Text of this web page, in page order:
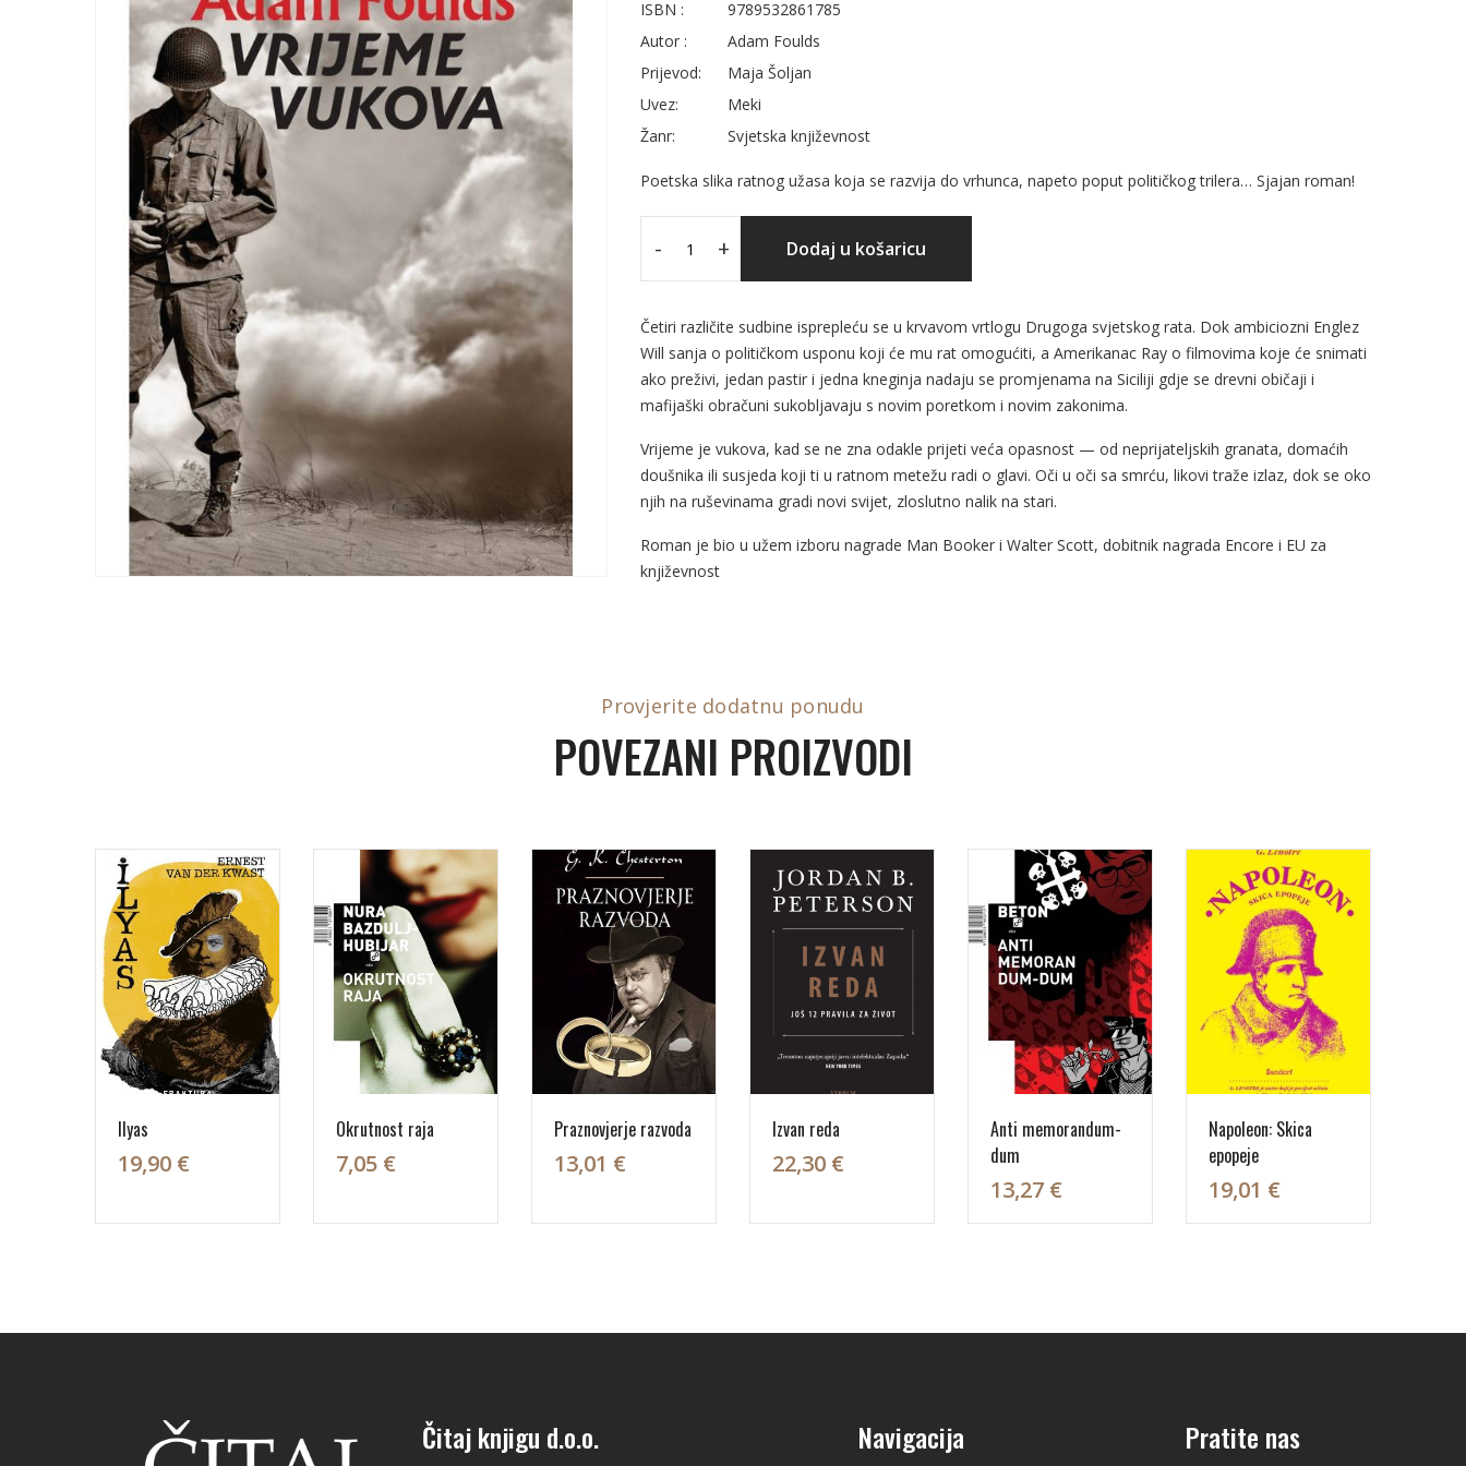
ISBN :
9789532861785
Autor :
Adam Foulds
Prijevod:
Maja Šoljan
Uvez:
Meki
Žanr:
Svjetska književnost
Poetska slika ratnog užasa koja se razvija do vrhunca, napeto poput političkog trilera… Sjajan roman!
- + Dodaj u košaricu
Četiri različite sudbine isprepleću se u krvavom vrtlogu Drugoga svjetskog rata. Dok ambiciozni Englez
Will sanja o političkom usponu koji će mu rat omogućiti, a Amerikanac Ray o filmovima koje će snimati
ako preživi, jedan pastir i jedna kneginja nadaju se promjenama na Siciliji gdje se drevni običaji i
mafijaški obračuni sukobljavaju s novim poretkom i novim zakonima.
Vrijeme je vukova, kad se ne zna odakle prijeti veća opasnost — od neprijateljskih granata, domaćih
doušnika ili susjeda koji ti u ratnom metežu radi o glavi. Oči u oči sa smrću, likovi traže izlaz, dok se oko
njih na ruševinama gradi novi svijet, zloslutno nalik na stari.
Roman je bio u užem izboru nagrade Man Booker i Walter Scott, dobitnik nagrada Encore i EU za
književnost
Provjerite dodatnu ponudu
POVEZANI PROIZVODI
Ilyas
19,90 €
Okrutnost raja
7,05 €
Praznovjerje razvoda
13,01 €
Izvan reda
22,30 €
Anti memorandum-
dum
13,27 €
Napoleon: Skica
epopeje
19,01 €
Čitaj knjigu d.o.o. Navigacija Pratite nas